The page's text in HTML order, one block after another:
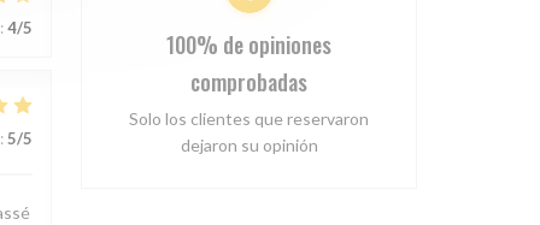
: 4/5
: 5/5
100% de opiniones
comprobadas
Solo los clientes que reservaron
dejaron su opinión